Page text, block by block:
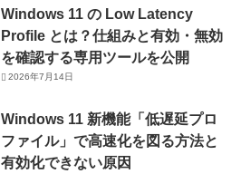
Windows 11 の Low Latency
Profile とは？仕組みと有効・無効
を確認する専用ツールを公開
2026年7月14日
Windows 11 新機能「低遅延プロ
ファイル」で高速化を図る方法と
有効化できない原因